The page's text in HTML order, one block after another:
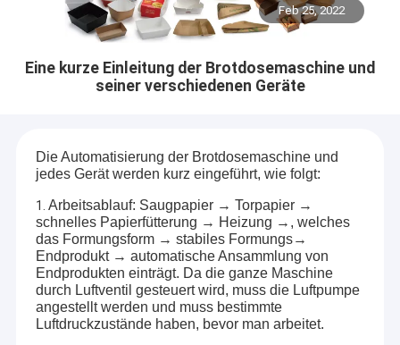
Feb 25, 2022
Eine kurze Einleitung der Brotdosemaschine und
seiner verschiedenen Geräte
Die Automatisierung der Brotdosemaschine und
jedes Gerät werden kurz eingeführt, wie folgt:
1. Arbeitsablauf: Saugpapier → Torpapier →
schnelles Papierfütterung → Heizung →, welches
das Formungsform → stabiles Formungs→
Endprodukt → automatische Ansammlung von
Endprodukten einträgt. Da die ganze Maschine
durch Luftventil gesteuert wird, muss die Luftpumpe
angestellt werden und muss bestimmte
Luftdruckzustände haben, bevor man arbeitet.